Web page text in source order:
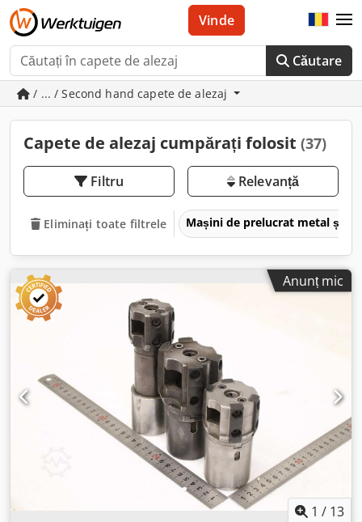
Căutare
Vinde
/ ... / Second hand capete de alezaj
Capete de alezaj cumpărați folosit (37)
Filtru Relevanță
Eliminați toate filtrele Mașini de prelucrat metal și
Anunț mic
1 / 13